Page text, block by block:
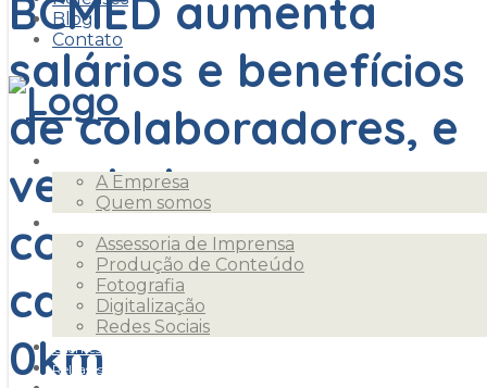
Blog
Contato
A Empresa
Quem somos
Assessoria de Imprensa
Produção de Conteúdo
Fotografia
Digitalização
Redes Sociais
Clientes
Releases
BCMED aumenta
salários e benefícios
de colaboradores, e
vendedores
concorrem a um
carro e uma moto
0km